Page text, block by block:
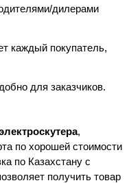
дилерами
каждый покупатель,
для заказчиков.
,
по хорошей стоимости
по Казахстану с
получить товар